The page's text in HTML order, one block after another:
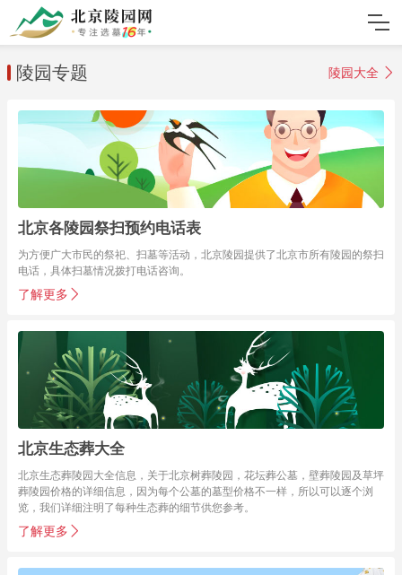
陵园专题 陵园大全
北京各陵园祭扫预约电话表
为方便广大市民的祭祀、扫墓等活动，北京陵园提供了北京市所有陵园的祭扫
电话，具体扫墓情况拨打电话咨询。
了解更多
北京生态葬大全
北京生态葬陵园大全信息，关于北京树葬陵园，花坛葬公墓，壁葬陵园及草坪
葬陵园价格的详细信息，因为每个公墓的墓型价格不一样，所以可以逐个浏
览，我们详细注明了每种生态葬的细节供您参考。
了解更多